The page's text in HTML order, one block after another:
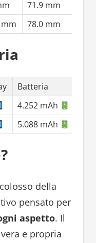
71.9 mm
78.0 mm
Batteria
4.252 mAh
5.088 mAh
della
pensato per
aspetto. Il
e propria